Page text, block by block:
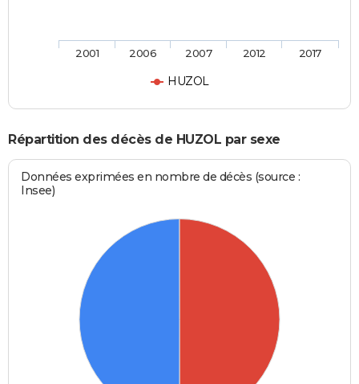
HUZOL
2001 2006 2007 2012 2017
Répartition des décès de HUZOL par sexe
Données exprimées en nombre de décès (source :
Insee)